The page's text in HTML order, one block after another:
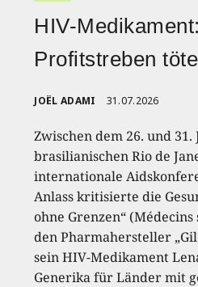
HIV-Medikament:
Profitstreben
JOËL ADAMI 31.07.2026
Zwischen dem 26. und
brasilianischen Rio de
internationale
Anlass kritisierte die
ohne Grenzen“
den Pharmahersteller
sein HIV-Medikament
Generika für Länder mit